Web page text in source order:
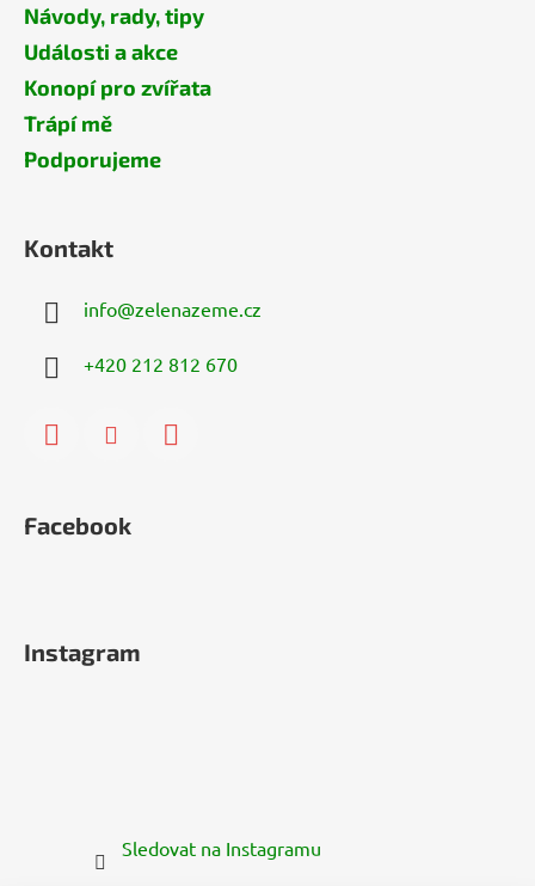
Návody, rady, tipy
Události a akce
Konopí pro zvířata
Trápí mě
Podporujeme
Kontakt
info@zelenazeme.cz
+420 212 812 670
Facebook
Instagram
Sledovat na Instagramu